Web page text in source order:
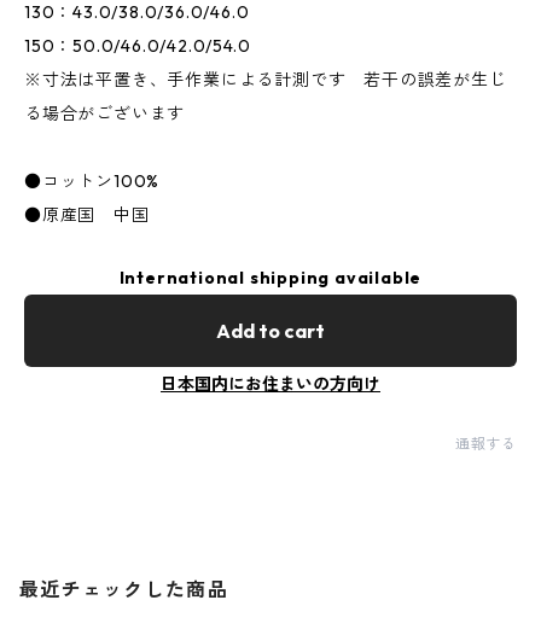
130：43.0/38.0/36.0/46.0
150：50.0/46.0/42.0/54.0
※寸法は平置き、手作業による計測です 若干の誤差が生じ
る場合がございます
●コットン100%
●原産国 中国
International shipping available
Add to cart
日本国内にお住まいの方向け
通報する
最近チェックした商品